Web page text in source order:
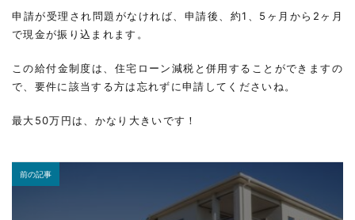
申請が受理され問題がなければ、申請後、約1、5ヶ月から2ヶ月
で現金が振り込まれます。
この給付金制度は、住宅ローン減税と併用することができますの
で、要件に該当する方は忘れずに申請してくださいね。
最大50万円は、かなり大きいです！
前の記事